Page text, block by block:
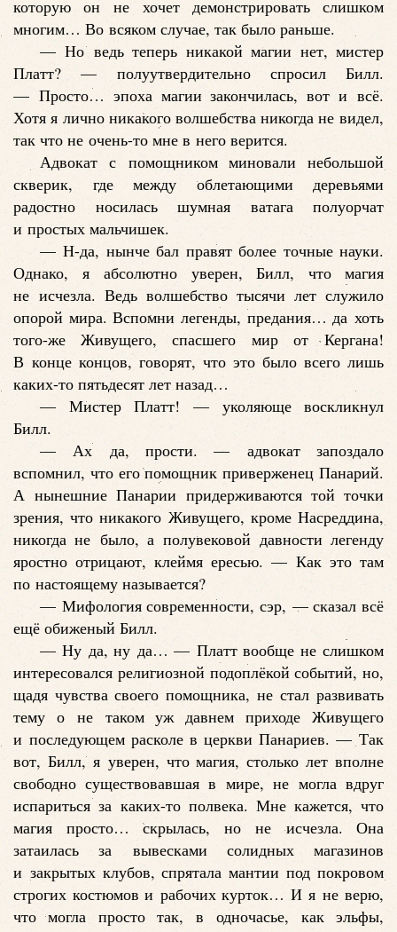
которую он не хочет демонстрировать слишком
многим… Во всяком случае, так было раньше.
— Но ведь теперь никакой магии нет, мистер
Платт? — полуутвердительно спросил Билл.
— Просто… эпоха магии закончилась, вот и всё.
Хотя я лично никакого волшебства никогда не видел,
так что не очень-то мне в него верится.
Адвокат с помощником миновали небольшой
скверик, где между облетающими деревьями
радостно носилась шумная ватага полуорчат
и простых мальчишек.
— Н-да, нынче бал правят более точные науки.
Однако, я абсолютно уверен, Билл, что магия
не исчезла. Ведь волшебство тысячи лет служило
опорой мира. Вспомни легенды, предания… да хоть
того-же Живущего, спасшего мир от Кергана!
В конце концов, говорят, что это было всего лишь
каких-то пятьдесят лет назад…
— Мистер Платт! — уколяюще воскликнул
Билл.
— Ах да, прости. — адвокат запоздало
вспомнил, что его помощник приверженец Панарий.
А нынешние Панарии придерживаются той точки
зрения, что никакого Живущего, кроме Насреддина,
никогда не было, а полувековой давности легенду
яростно отрицают, клеймя ересью. — Как это там
по настоящему называется?
— Мифология современности, сэр, — сказал всё
ещё обиженый Билл.
— Ну да, ну да… — Платт вообще не слишком
интересовался религиозной подоплёкой событий, но,
щадя чувства своего помощника, не стал развивать
тему о не таком уж давнем приходе Живущего
и последующем расколе в церкви Панариев. — Так
вот, Билл, я уверен, что магия, столько лет вполне
свободно существовавшая в мире, не могла вдруг
испариться за каких-то полвека. Мне кажется, что
магия просто… скрылась, но не исчезла. Она
затаилась за вывесками солидных магазинов
и закрытых клубов, спрятала мантии под покровом
строгих костюмов и рабочих курток… И я не верю,
что могла просто так, в одночасье, как эльфы,